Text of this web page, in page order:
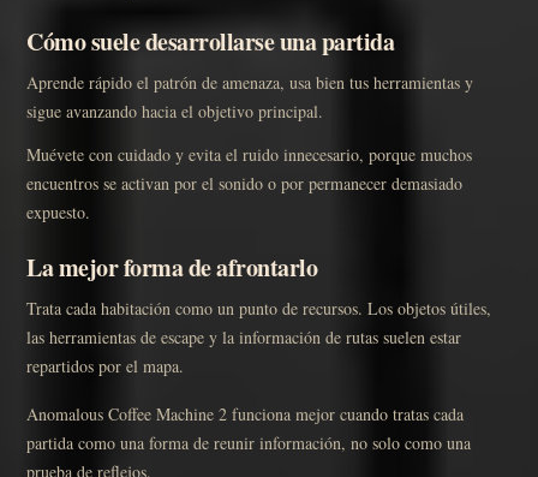
Cómo suele desarrollarse una partida
Aprende rápido el patrón de amenaza, usa bien tus herramientas y
sigue avanzando hacia el objetivo principal.
Muévete con cuidado y evita el ruido innecesario, porque muchos
encuentros se activan por el sonido o por permanecer demasiado
expuesto.
La mejor forma de afrontarlo
Trata cada habitación como un punto de recursos. Los objetos útiles,
las herramientas de escape y la información de rutas suelen estar
repartidos por el mapa.
Anomalous Coffee Machine 2 funciona mejor cuando tratas cada
partida como una forma de reunir información, no solo como una
prueba de reflejos.